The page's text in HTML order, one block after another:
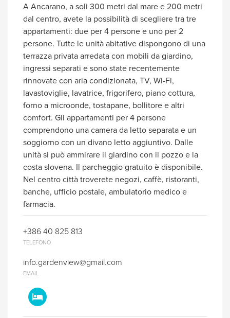
A Ancarano, a soli 300 metri dal mare e 200 metri
dal centro, avete la possibilità di scegliere tra tre
appartamenti: due per 4 persone e uno per 2
persone. Tutte le unità abitative dispongono di una
terrazza privata arredata con mobili da giardino,
ingressi separati e sono state recentemente
rinnovate con aria condizionata, TV, Wi-Fi,
lavastoviglie, lavatrice, frigorifero, piano cottura,
forno a microonde, tostapane, bollitore e altri
comfort. Gli appartamenti per 4 persone
comprendono una camera da letto separata e un
soggiorno con un divano letto aggiuntivo. Dalle
unità si può ammirare il giardino con il pozzo e la
costa slovena. Il parcheggio gratuito è disponibile.
Nel centro città troverete negozi, caffè, ristoranti,
banche, ufficio postale, ambulatorio medico e
farmacia.
+386 40 825 813
TELEFONO
info.gardenview@gmail.com
EMAIL